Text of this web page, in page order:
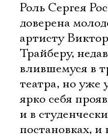
Роль Сергея
доверена
артисту
Трайберу,
влившемуся в
театра, но уже
ярко себя
и в
постановках, и